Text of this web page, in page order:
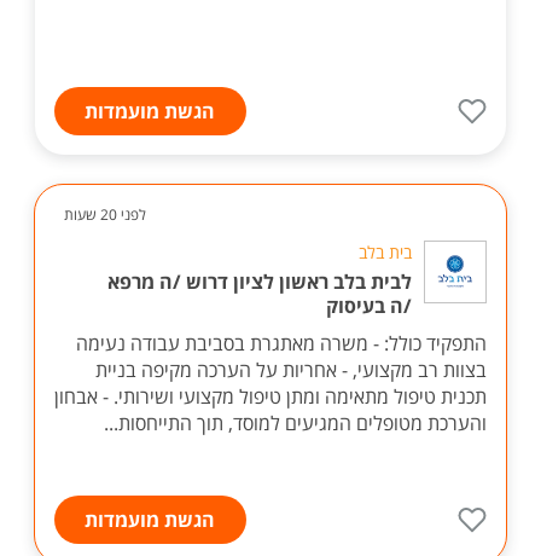
הגשת מועמדות
לפני 20 שעות
בית בלב
לבית בלב ראשון לציון דרוש /ה מרפא
/ה בעיסוק
התפקיד כולל: - משרה מאתגרת בסביבת עבודה נעימה
בצוות רב מקצועי, - אחריות על הערכה מקיפה בניית
תכנית טיפול מתאימה ומתן טיפול מקצועי ושירותי. - אבחון
והערכת מטופלים המגיעים למוסד, תוך התייחסות...
הגשת מועמדות